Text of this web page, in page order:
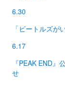
6.30
「ビートルズ
6.17
『PEAK END
せ